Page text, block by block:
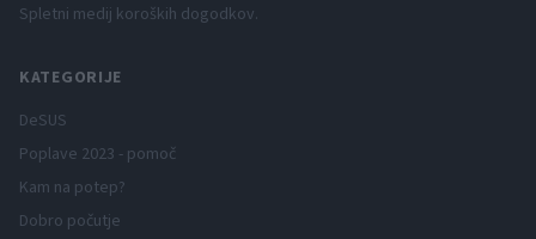
Spletni medij koroških dogodkov.
KATEGORIJE
DeSUS
Poplave 2023 - pomoč
Kam na potep?
Dobro počutje